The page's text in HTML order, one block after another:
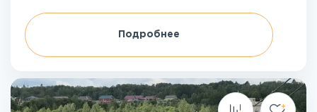
Подробнее